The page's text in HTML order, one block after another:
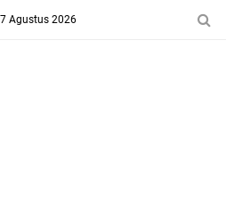
Agustus 2026